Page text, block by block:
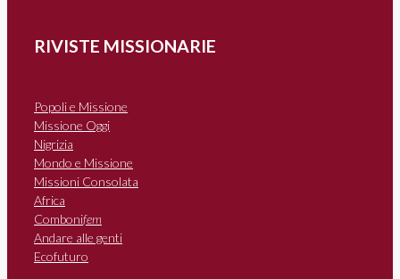
RIVISTE MISSIONARIE
Popoli e Missione
Missione Oggi
Nigrizia
Mondo e Missione
Missioni Consolata
Africa
Combonifem
Andare alle genti
Ecofuturo